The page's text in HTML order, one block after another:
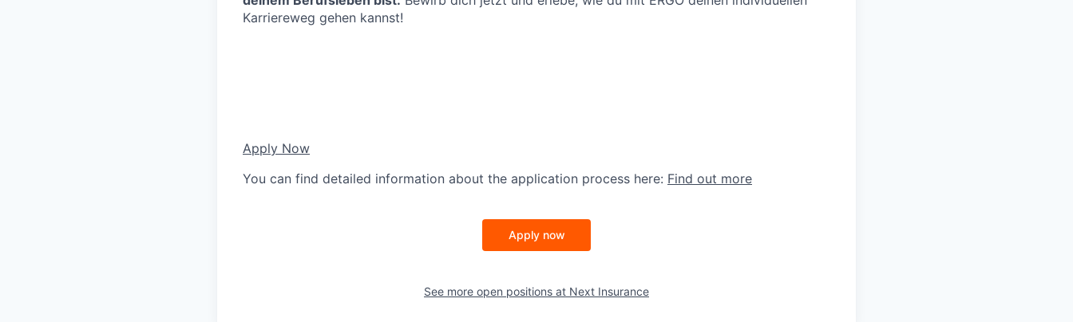
Karriereweg gehen kannst!
Apply Now
You can find detailed information about the application process here: Find out more
Apply now
See more open positions at Next Insurance